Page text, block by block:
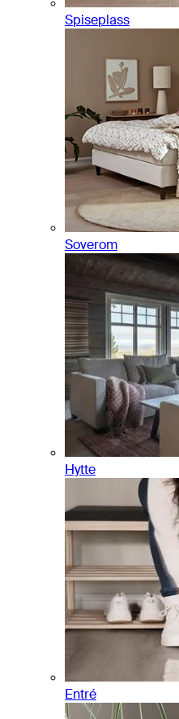
Spiseplass
Soverom
Hytte
Entré